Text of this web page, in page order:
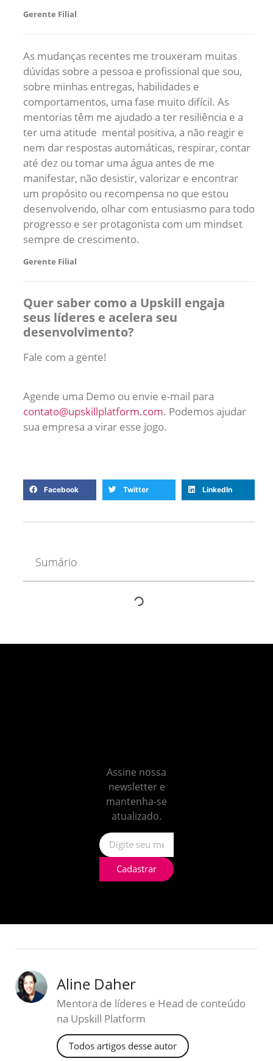
Gerente Filial
As mudanças recentes me trouxeram muitas
dúvidas sobre a pessoa e profissional que sou,
sobre minhas entregas, habilidades e
comportamentos, uma fase muito difícil. As
mentorias têm me ajudado a ter resiliência e a
ter uma atitude mental positiva, a não reagir e
nem dar respostas automáticas, respirar, contar
até dez ou tomar uma água antes de me
manifestar, não desistir, valorizar e encontrar
um propósito ou recompensa no que estou
desenvolvendo, olhar com entusiasmo para todo
progresso e ser protagonista com um mindset
sempre de crescimento.
Gerente Filial
Quer saber como a Upskill engaja
seus líderes e acelera seu
desenvolvimento?
Fale com a gente!
Agende uma Demo ou envie e-mail para
contato@upskillplatform.com. Podemos ajudar
sua empresa a virar esse jogo.
Facebook Twitter LinkedIn
Sumário
Assine nossa
newsletter e
mantenha-se
atualizado.
Cadastrar
Aline Daher
Mentora de líderes e Head de conteúdo
na Upskill Platform
Todos artigos desse autor